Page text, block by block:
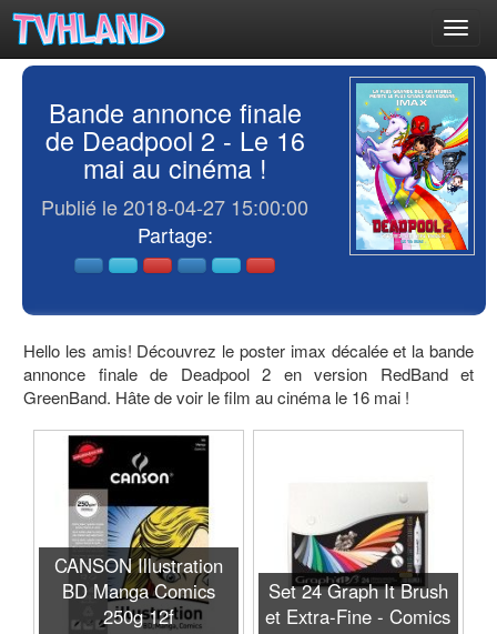
Bande annonce finale
de Deadpool 2 - Le 16
mai au cinéma !
Publié le 2018-04-27 15:00:00
Partage:
Hello les amis! Découvrez le poster imax décalée et la bande
annonce finale de Deadpool 2 en version RedBand et
GreenBand. Hâte de voir le film au cinéma le 16 mai !
CANSON Illustration
BD Manga Comics
250g 12f
Set 24 Graph It Brush
et Extra-Fine - Comics